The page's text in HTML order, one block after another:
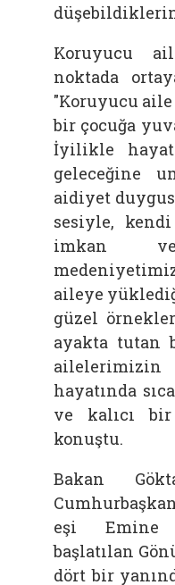
Koruyucu
noktada
"Koruyucu
bir çocuğa
İyilikle
geleceğine
aidiyet
sesiyle,
imkan
aileye
güzel
ayakta tutan
hayatında
ve kalıcı
konuştu.
Bakan
eşi Emine
başlatılan
dört bir